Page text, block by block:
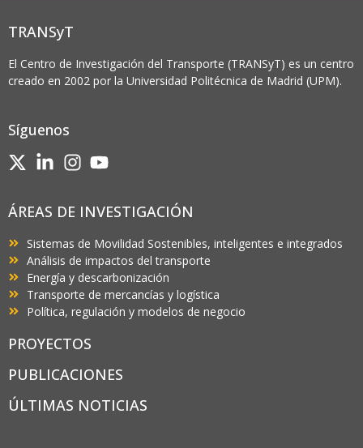
TRANSyT
El Centro de Investigación del Transporte (TRANSyT) es un centro
creado en 2002 por la Universidad Politécnica de Madrid (UPM).
Síguenos
ÁREAS DE INVESTIGACIÓN
Sistemas de Movilidad Sostenibles, inteligentes e integrados
Análisis de impactos del transporte
Energía y descarbonización
Transporte de mercancías y logística
Política, regulación y modelos de negocio
PROYECTOS
PUBLICACIONES
ÚLTIMAS NOTICIAS